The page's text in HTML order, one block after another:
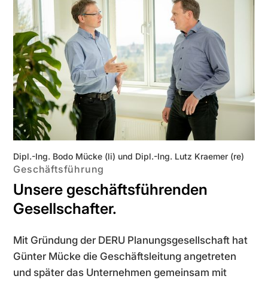
Geschäftsführung
Unsere geschäftsführenden
Gesellschafter.
Mit Gründung der DERU Planungsgesellschaft hat
Günter Mücke die Geschäftsleitung angetreten
und später das Unternehmen gemeinsam mit
Dipl.-Ing. Bodo Mücke (li) und Dipl.-Ing. Lutz Kraemer (re)